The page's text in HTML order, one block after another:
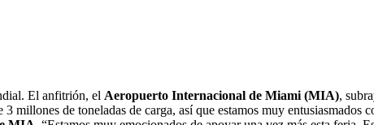
El anfitrión, el Aeropuerto Internacional de Miami (MIA),
millones de toneladas de carga, así que estamos muy